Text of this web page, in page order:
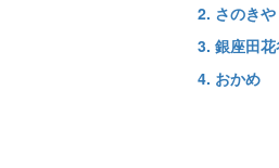
2. さのきや
3. 銀座田
4. おかめ